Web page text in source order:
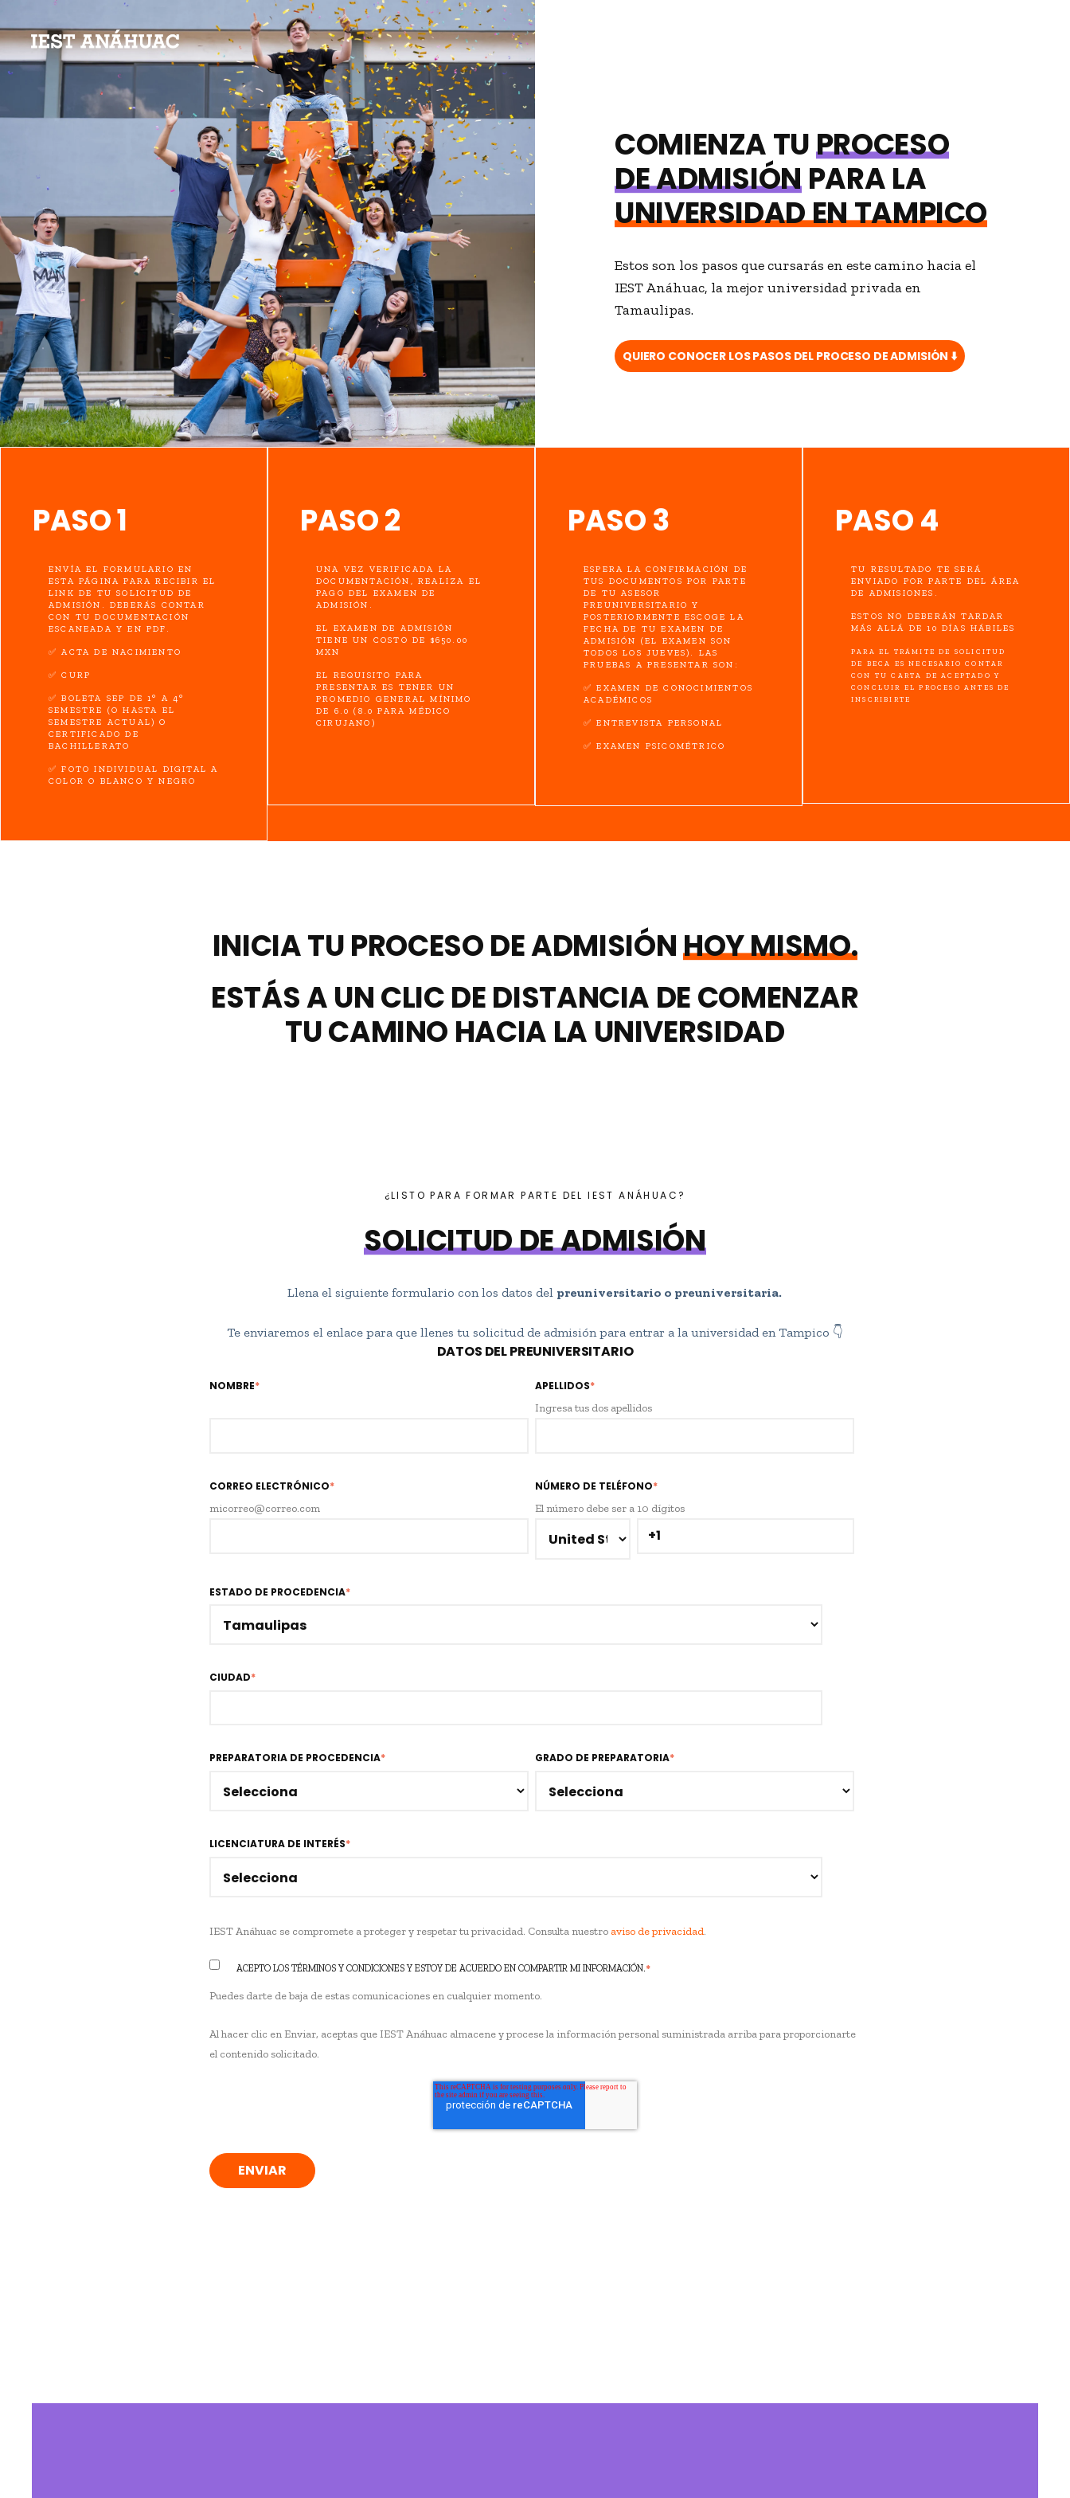
COMIENZA TUPROCESO
DE ADMISIÓNPARA LA
UNIVERSIDAD EN TAMPICO
Estos son los pasos que cursarás en este camino hacia el
IEST Anáhuac, la mejor universidad privada en
Tamaulipas.
QUIERO CONOCER LOS PASOS DEL PROCESO DE ADMISIÓN ⬇️
PASO 1
ENVÍA EL FORMULARIO EN
ESTA PÁGINA PARA RECIBIR EL
LINK DE TU SOLICITUD DE
ADMISIÓN. DEBERÁS CONTAR
CON TU DOCUMENTACIÓN
ESCANEADA Y EN PDF.
✅ ACTA DE NACIMIENTO
✅ CURP
✅ BOLETA SEP DE 1° A 4°
SEMESTRE (O HASTA EL
SEMESTRE ACTUAL) O
CERTIFICADO DE
BACHILLERATO
✅ FOTO INDIVIDUAL DIGITAL A
COLOR O BLANCO Y NEGRO
PASO 2
​UNA VEZ VERIFICADA LA
DOCUMENTACIÓN, REALIZA EL
PAGO DEL EXAMEN DE
ADMISIÓN.
EL EXAMEN DE ADMISIÓN
TIENE UN COSTO DE $650.00
MXN
EL REQUISITO PARA
PRESENTAR ES TENER UN
PROMEDIO GENERAL MÍNIMO
DE 6.0 (8.0 PARA MÉDICO
CIRUJANO)
PASO 3
ESPERA LA CONFIRMACIÓN DE
TUS DOCUMENTOS POR PARTE
DE TU ASESOR
PREUNIVERSITARIO Y
POSTERIORMENTE ESCOGE LA
FECHA DE TU EXAMEN DE
ADMISIÓN (EL EXAMEN SON
TODOS LOS JUEVES). LAS
PRUEBAS A PRESENTAR SON:
✅ EXAMEN DE CONOCIMIENTOS
ACADÉMICOS
✅ ENTREVISTA PERSONAL
✅ EXAMEN PSICOMÉTRICO
PASO 4
TU RESULTADO TE SERÁ
ENVIADO POR PARTE DEL ÁREA
DE ADMISIONES.
ESTOS NO DEBERÁN TARDAR
MÁS ALLÁ DE 10 DÍAS HÁBILES
PARA EL TRÁMITE DE SOLICITUD
DE BECA ES NECESARIO CONTAR
CON TU CARTA DE ACEPTADO Y
CONCLUIR EL PROCESO ANTES DE
INSCRIBIRTE
INICIA TU PROCESO DE ADMISIÓNHOY MISMO.
ESTÁS A UN CLIC DE DISTANCIA DE COMENZAR
TU CAMINO HACIA LA UNIVERSIDAD
¿LISTO PARA FORMAR PARTE DEL IEST ANÁHUAC?
SOLICITUD DE ADMISIÓN
Llena el siguiente formulario con los datos del preuniversitario o preuniversitaria.
Te enviaremos el enlace para que llenes tu solicitud de admisión para entrar a la universidad en Tampico 👇
DATOS DEL PREUNIVERSITARIO
NOMBRE* APELLIDOS*
Ingresa tus dos apellidos
CORREO ELECTRÓNICO*
micorreo@correo.com
NÚMERO DE TELÉFONO*
El número debe ser a 10 dígitos
ESTADO DE PROCEDENCIA*
CIUDAD*
PREPARATORIA DE PROCEDENCIA* GRADO DE PREPARATORIA*
LICENCIATURA DE INTERÉS*
IEST Anáhuac se compromete a proteger y respetar tu privacidad. Consulta nuestroaviso de privacidad.
ACEPTO LOS TÉRMINOS Y CONDICIONES Y ESTOY DE ACUERDO EN COMPARTIR MI INFORMACIÓN.*
Puedes darte de baja de estas comunicaciones en cualquier momento.
Al hacer clic en Enviar, aceptas que IEST Anáhuac almacene y procese la información personal suministrada arriba para proporcionarte
el contenido solicitado.